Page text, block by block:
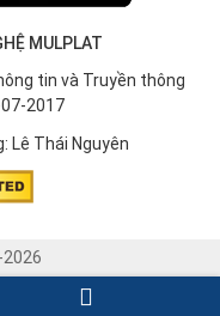
MULPLAT
tin và Truyền thông
2017
Lê Thái Nguyên